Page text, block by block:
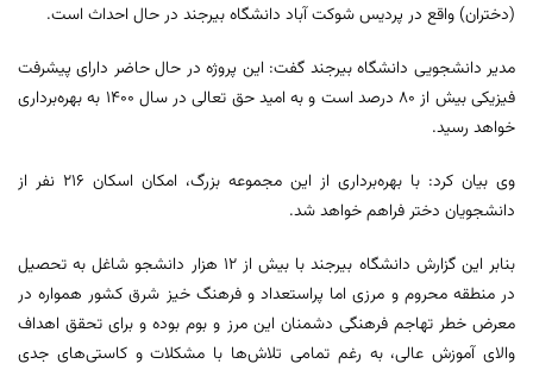
(دختران) واقع در پردیس شوکت ­آباد دانشگاه بیرجند در حال احداث است.
مدیر دانشجویی دانشگاه بیرجند گفت: این پروژه در حال حاضر دارای پیشرفت
فیزیکی بیش از ۸۰ درصد است و به امید حق تعالی در سال ۱۴۰۰ به بهره‌­برداری
خواهد رسید.
وی بیان کرد: با بهره‌برداری از این مجموعه بزرگ، امکان اسکان ۲۱۶ نفر از
دانشجویان دختر فراهم خواهد شد.
بنابر این گزارش دانشگاه بیرجند با بیش از ۱۲ هزار دانشجو شاغل به تحصیل
در منطقه محروم و مرزی اما پراستعداد و فرهنگ ­خیز شرق کشور همواره در
معرض خطر تهاجم فرهنگی دشمنان این مرز و بوم بوده و برای تحقق اهداف
والای آموزش عالی، به رغم تمامی تلاش‌­ها با مشکلات و کاستی‌­های جدی